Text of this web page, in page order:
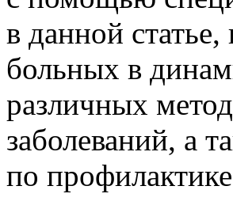
в данной
больных в
различных
заболеваний, а
по